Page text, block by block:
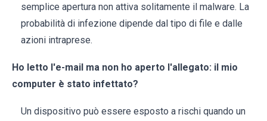
semplice apertura non attiva solitamente il malware. La
probabilità di infezione dipende dal tipo di file e dalle
azioni intraprese.
Ho letto l'e-mail ma non ho aperto l'allegato: il mio
computer è stato infettato?
Un dispositivo può essere esposto a rischi quando un